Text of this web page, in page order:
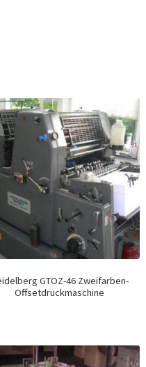
GTOZ-46 Zweifarben-
Offsetdruckmaschine